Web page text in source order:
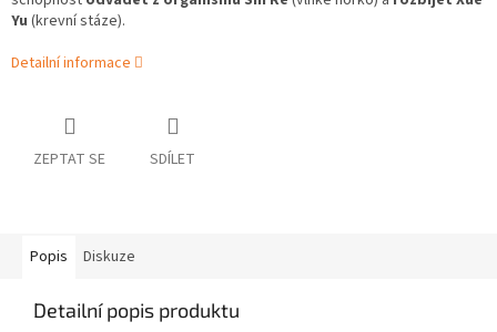
Yu (krevní stáze).
Detailní informace
ZEPTAT SE SDÍLET
Popis Diskuze
Detailní popis produktu